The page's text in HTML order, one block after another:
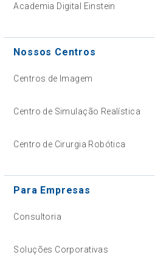
Academia Digital Einstein
Nossos Centros
Centros de Imagem
Centro de Simulação Realística
Centro de Cirurgia Robótica
Para Empresas
Consultoria
Soluções Corporativas